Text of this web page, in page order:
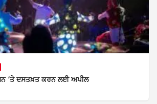
‘ਤੇ ਦਸਤਖ਼ਤ ਕਰਨ ਲਈ ਅਪੀਲ